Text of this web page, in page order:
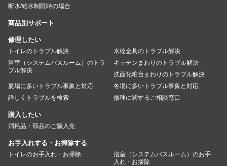
断水/給水制限時の場合
商品別サポート
修理したい
トイレのトラブル解決
水栓金具のトラブル解決
浴室（システムバスルーム）のトラ
ブル解決
キッチンまわりのトラブル解決
洗面化粧台まわりのトラブル解決
夏場に多いトラブル事象と対応
冬場に多いトラブル事象と対応
詳しくトラブルを検索
修理に関するご相談窓口
購入したい
消耗品・部品のご購入先
お手入れする・お掃除する
トイレのお手入れ・お掃除
浴室（システムバスルーム）のお手
入れ・お掃除